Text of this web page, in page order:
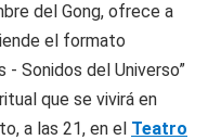
del Gong, ofrece a
el formato
- Sonidos del Universo”
que se vivirá en
a las 21, en el Teatro